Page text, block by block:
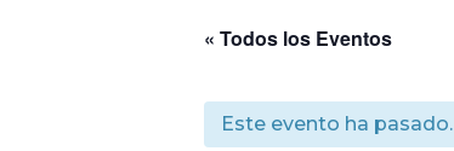
« Todos los Eventos
Este evento ha pasado.